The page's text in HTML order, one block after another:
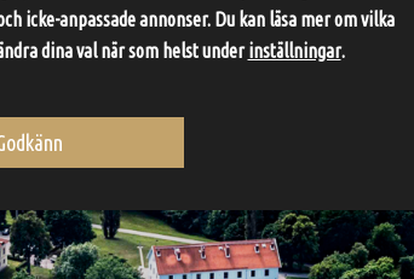
icke-anpassade annonser. Du kan läsa mer om vilka
dina val när som helst underinställningar.